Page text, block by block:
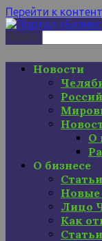
Перейти к
Поиск:
Новости
О
О бизнесе
Новые
Лицо
Как